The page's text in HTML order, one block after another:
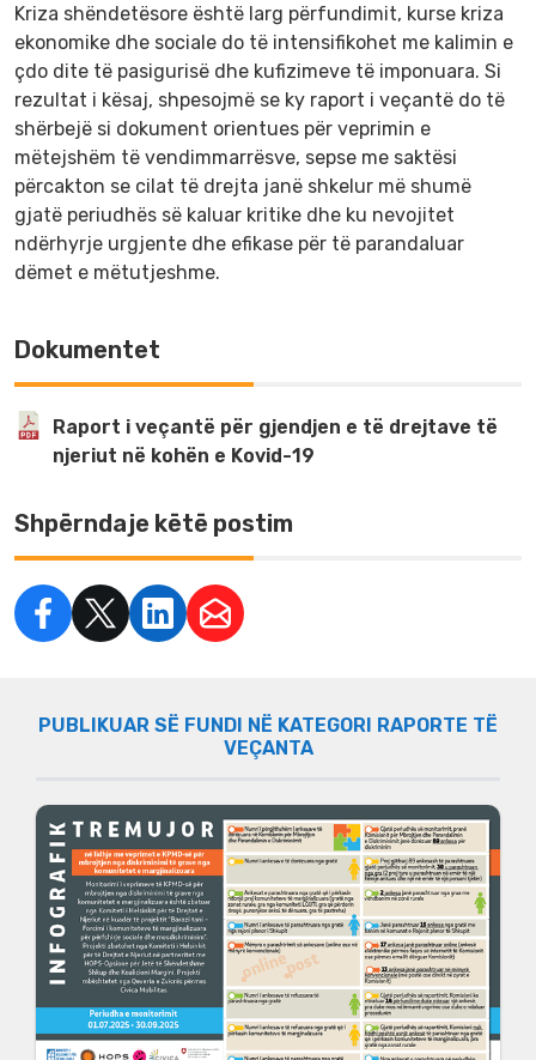
Kriza shëndetësore është larg përfundimit, kurse kriza
ekonomike dhe sociale do të intensifikohet me kalimin e
çdo dite të pasigurisë dhe kufizimeve të imponuara. Si
rezultat i kësaj, shpesojmë se ky raport i veçantë do të
shërbejë si dokument orientues për veprimin e
mëtejshëm të vendimmarrësve, sepse me saktësi
përcakton se cilat të drejta janë shkelur më shumë
gjatë periudhës së kaluar kritike dhe ku nevojitet
ndërhyrje urgjente dhe efikase për të parandaluar
dëmet e mëtutjeshme.
Dokumentet
Raport i veçantë për gjendjen e të drejtave të
njeriut në kohën e Kovid-19
Shpërndaje këtë postim
PUBLIKUAR SË FUNDI NË KATEGORI RAPORTE TË
VEÇANTA